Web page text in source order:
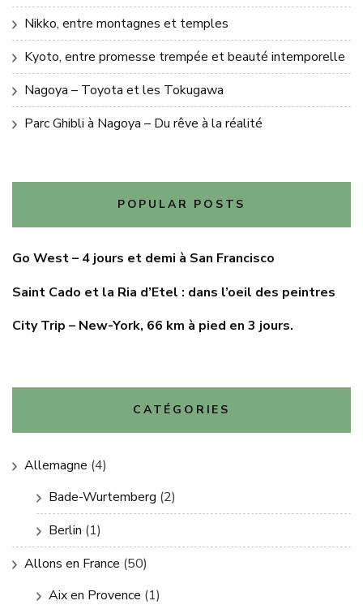
Nikko, entre montagnes et temples
Kyoto, entre promesse trempée et beauté intemporelle
Nagoya – Toyota et les Tokugawa
Parc Ghibli à Nagoya – Du rêve à la réalité
POPULAR POSTS
Go West – 4 jours et demi à San Francisco
Saint Cado et la Ria d’Etel : dans l’oeil des peintres
City Trip – New-York, 66 km à pied en 3 jours.
CATÉGORIES
Allemagne (4)
Bade-Wurtemberg (2)
Berlin (1)
Allons en France (50)
Aix en Provence (1)